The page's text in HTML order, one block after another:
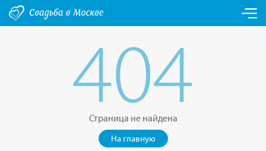
404
Страница не найдена
На главную